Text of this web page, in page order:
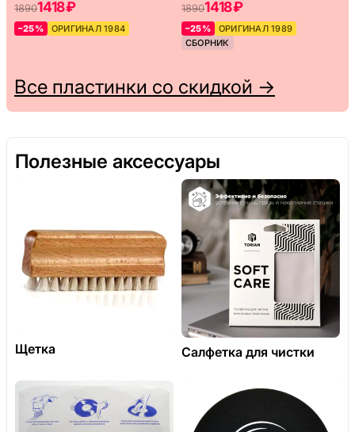
18901418 ₽
–25% ОРИГИНАЛ 1984
18901418 ₽
–25%
ОРИГИНАЛ 1989
СБОРНИК
Все пластинки со скидкой →
Полезные аксессуары
Щетка Салфетка для чистки